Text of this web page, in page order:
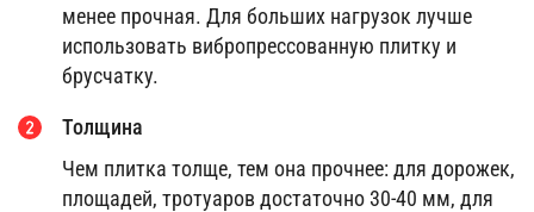
менее прочная. Для больших нагрузок лучше
использовать вибропрессованную плитку и
брусчатку.
Толщина
Чем плитка толще, тем она прочнее: для дорожек,
площадей, тротуаров достаточно 30-40 мм, для